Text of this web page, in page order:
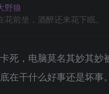
野狼
花前坐，酒醉还来花下眠。
死，电脑莫名其妙其
在干什么好事还是坏事。